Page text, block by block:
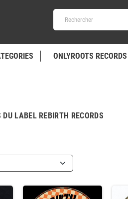
ONLYROOTS RECORDS
DU LABEL REBIRTH RECORDS